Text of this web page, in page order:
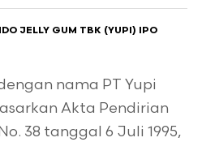
JELLY GUM TBK (YUPI) IPO
nama PT Yupi
Akta Pendirian
38 tanggal 6 Juli 1995,